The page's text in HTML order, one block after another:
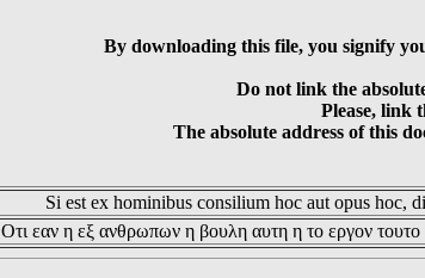
By downloading this file, you signify
Do not link the
Please, link
The absolute address of this
Si est ex hominibus consilium hoc aut opus hoc,
Οτι εαν η εξ ανθρωπων η βουλη αυτη η το εργον τουτο